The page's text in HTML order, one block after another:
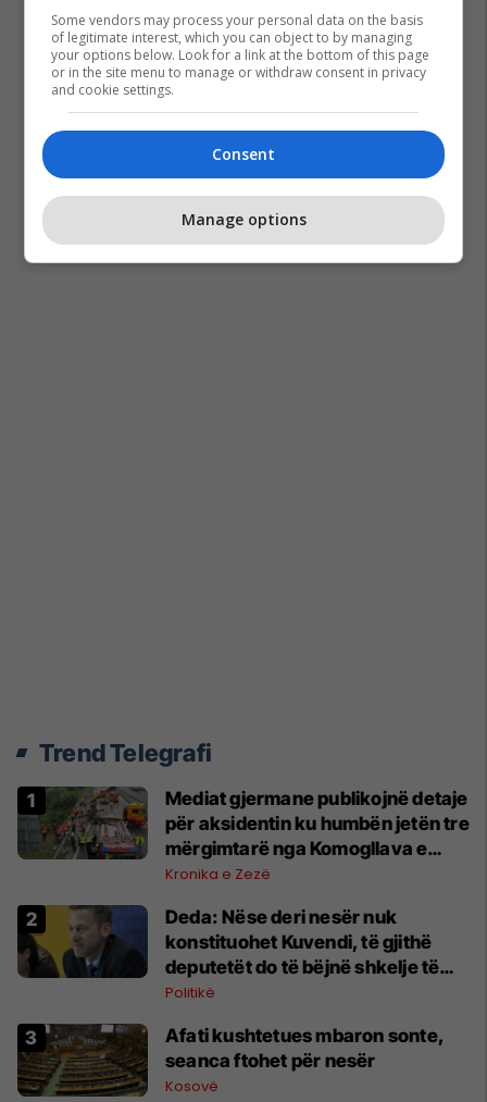
Trend Telegrafi
Mediat gjermane publikojnë detaje
për aksidentin ku humbën jetën tre
mërgimtarë nga Komogllava e
Ferizajt
Kronika e Zezë
Deda: Nëse deri nesër nuk
konstituohet Kuvendi, të gjithë
deputetët do të bëjnë shkelje të
rëndë kushtetuese
Politikë
Afati kushtetues mbaron sonte,
seanca ftohet për nesër
Kosovë
Some vendors may process your personal data on the basis
of legitimate interest, which you can object to by managing
your options below. Look for a link at the bottom of this page
or in the site menu to manage or withdraw consent in privacy
and cookie settings.
Consent
Manage options